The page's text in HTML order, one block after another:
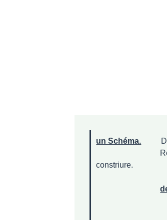
un Schéma.
Référence
constriure.
Champ